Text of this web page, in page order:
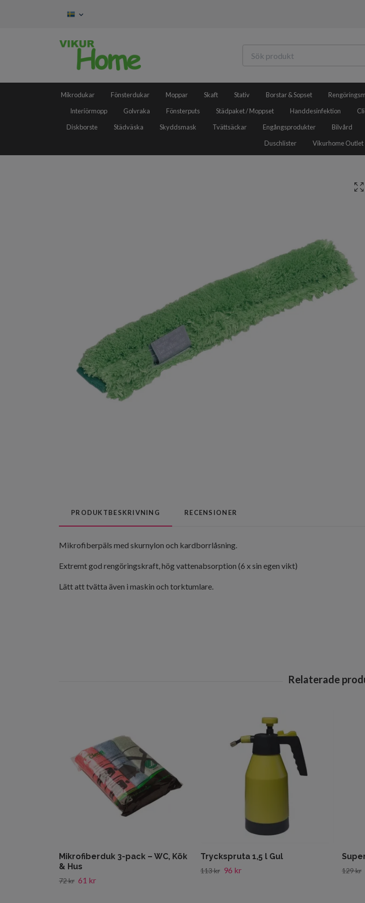
Mikrodukar Fönsterdukar Moppar Skaft Stativ Borstar & Sopset
Interiörmopp
Golvraka Fönsterputs Städpaket / Moppset Handdesinfektion
Diskborste
Städväska Skyddsmask Tvättsäckar Engångsprodukter Bilvård
Duschlister
Vikurhome Outlet
PRODUKTBESKRIVNING RECENSIONER
Mikrofiberpäls med skurnylon och kardborrlåsning.
Extremt god rengöringskraft, hög vattenabsorption (6 x sin egen vikt)
Lätt att tvätta även i maskin och torktumlare.
Mikrofiberduk 3-pack – WC, Kök
& Hus
72 kr 61 kr
Tryckspruta 1,5 l Gul
113 kr 96 kr 129 kr